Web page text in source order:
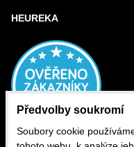
HEUREKA
Předvolby soukromí
Soubory cookie